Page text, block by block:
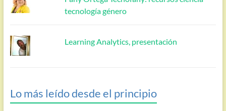
tecnología género
Learning Analytics, presentación
Lo más leído desde el principio